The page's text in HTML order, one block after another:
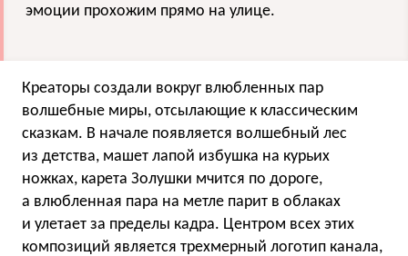
эмоции прохожим прямо на улице.
Креаторы создали вокруг влюбленных пар
волшебные миры, отсылающие к классическим
сказкам. В начале появляется волшебный лес
из детства, машет лапой избушка на курьих
ножках, карета Золушки мчится по дороге,
а влюбленная пара на метле парит в облаках
и улетает за пределы кадра. Центром всех этих
композиций является трехмерный логотип канала,